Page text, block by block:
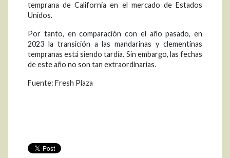
temprana de California en el mercado de Estados
Unidos.
Por tanto, en comparación con el año pasado, en
2023 la transición a las mandarinas y clementinas
tempranas está siendo tardía. Sin embargo, las fechas
de este año no son tan extraordinarias.
Fuente: Fresh Plaza